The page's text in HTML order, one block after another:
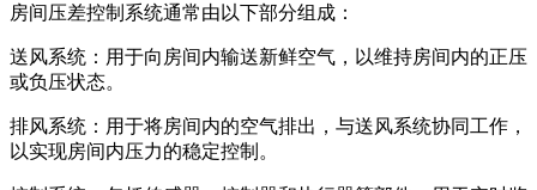
房间压差控制系统通常由以下部分组成：
送风系统：用于向房间内输送新鲜空气，以维持房间内的正压
或负压状态。
排风系统：用于将房间内的空气排出，与送风系统协同工作，
以实现房间内压力的稳定控制。